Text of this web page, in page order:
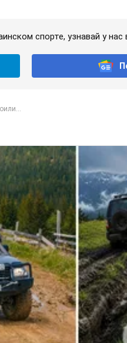
спорте, узнавай у нас